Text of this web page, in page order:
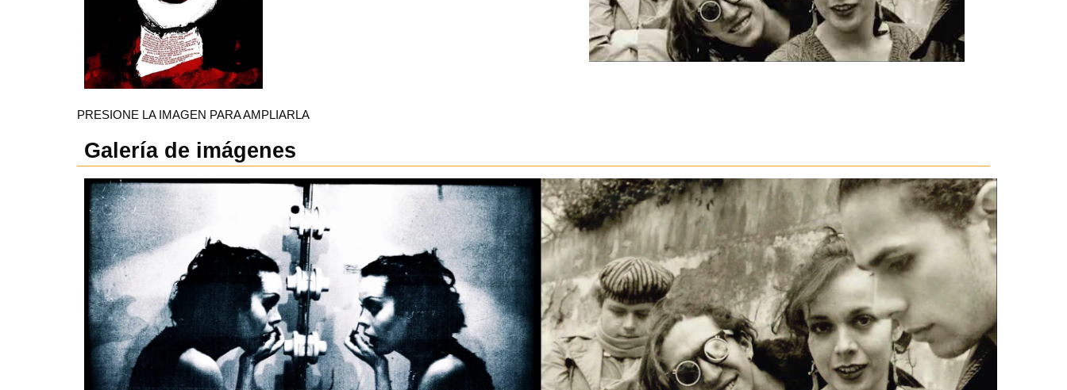
PRESIONE LA IMAGEN PARA AMPLIARLA
Galería de imágenes